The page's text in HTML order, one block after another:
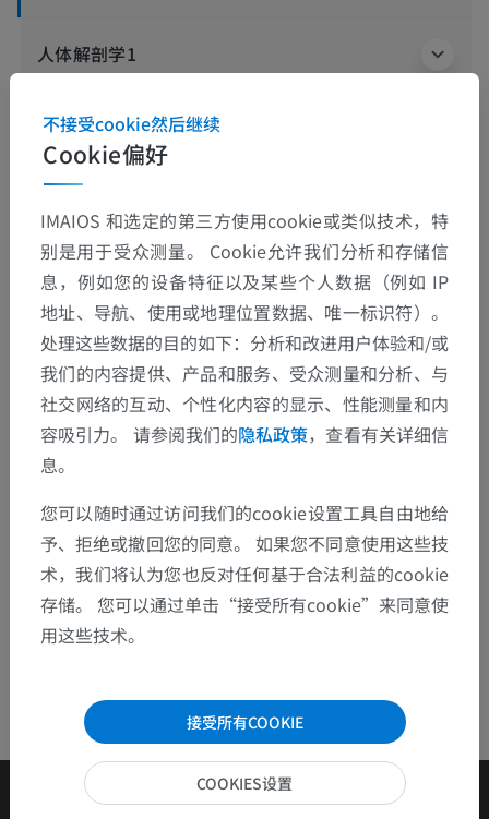
人体解剖学1
人体神经解剖学
翻译
发现错误？
欢迎提出更正、翻译或内容改进的建议。
检举错误
下载APP
Cookie偏好
不接受cookie然后继续
IMAIOS 和选定的第三方使用cookie或类似技术，特
别是用于受众测量。 Cookie允许我们分析和存储信
息，例如您的设备特征以及某些个人数据（例如 IP
地址、导航、使用或地理位置数据、唯一标识符）。
处理这些数据的目的如下：分析和改进用户体验和/或
我们的内容提供、产品和服务、受众测量和分析、与
社交网络的互动、个性化内容的显示、性能测量和内
容吸引力。 请参阅我们的隐私政策，查看有关详细信
息。
您可以随时通过访问我们的cookie设置工具自由地给
予、拒绝或撤回您的同意。 如果您不同意使用这些技
术，我们将认为您也反对任何基于合法利益的cookie
存储。 您可以通过单击“接受所有cookie”来同意使
用这些技术。
接受所有COOKIE
COOKIES设置